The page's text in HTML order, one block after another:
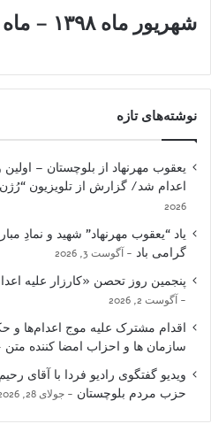
شهریور ماه ۱۳۹۸ – ماه اوت ۲۰۱۹
نوشته‌های تازه
یعقوب مهرنهاد از بلوچستان –
اعدام شد/ گزارش از تلویزیون
2026
یاد “یعقوب مهرنهاد” شهید و نمادِ
گرامی باد
آگوست 3, 2026
پنجمین روز تحصن «کارزار علیه
آگوست 2, 2026
اقدام مشترک علیه موج اعدام‌ها و
سازمان ها و احزاب امضا کننده متن
ویدیو گفتگوی رادیو فردا با آقای
حزب مردم بلوچستان
جولای 28, 2026